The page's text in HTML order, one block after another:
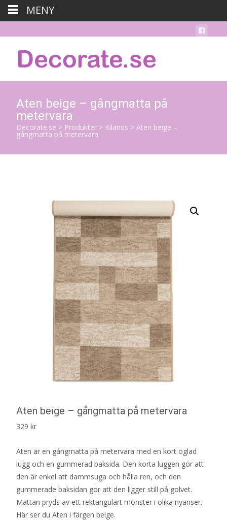
Aten beige – gångmatta på
metervara
Decorate.se > Produkter > Kilands > Aten beige –
gångmatta på metervara
Aten beige – gångmatta på metervara
329 kr
Aten är en gångmatta på metervara med en kort öglad
lugg och en gummerad baksida. Den korta luggen gör att
den är enkel att dammsuga och hålla ren, och den
gummerade baksidan gör att den ligger still på golvet.
Mattan pryds av ett rektangulärt mönster i olika nyanser.
Här ser du Aten i färgen beige.
MENY